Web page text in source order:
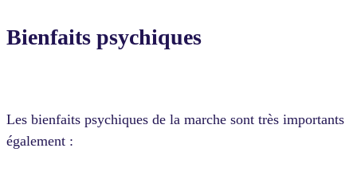
Bienfaits psychiques
Les bienfaits psychiques de la marche sont très importants
également :